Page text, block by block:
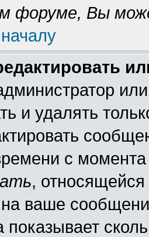
форуме, Вы
и удалять
с
,
на ваше
показывает